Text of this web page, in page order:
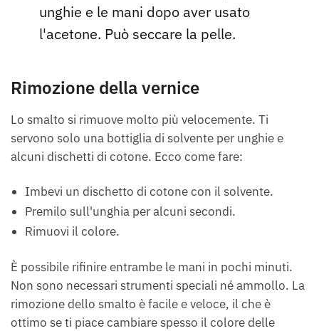
unghie e le mani dopo aver usato
l'acetone. Può seccare la pelle.
Rimozione della vernice
Lo smalto si rimuove molto più velocemente. Ti
servono solo una bottiglia di solvente per unghie e
alcuni dischetti di cotone. Ecco come fare:
Imbevi un dischetto di cotone con il solvente.
Premilo sull'unghia per alcuni secondi.
Rimuovi il colore.
È possibile rifinire entrambe le mani in pochi minuti.
Non sono necessari strumenti speciali né ammollo. La
rimozione dello smalto è facile e veloce, il che è
ottimo se ti piace cambiare spesso il colore delle